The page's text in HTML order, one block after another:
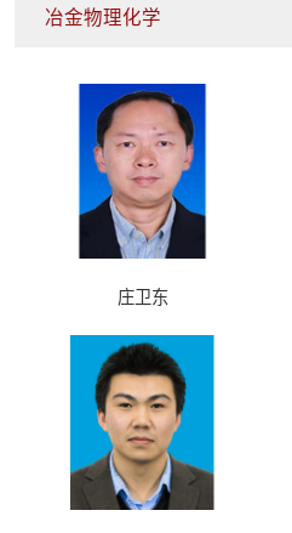
冶金物理化学
庄卫东